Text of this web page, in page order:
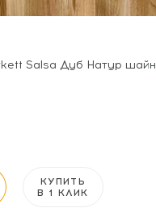
Salsa Дуб Натур шайн
КУПИТЬ
В 1 КЛИК